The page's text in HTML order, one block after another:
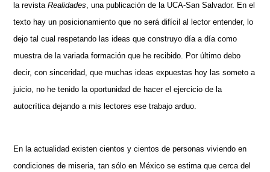
la revistaRealidades, una publicación de la UCA-San Salvador. En el
texto hay un posicionamiento que no será difícil al lector entender, lo
dejo tal cual respetando las ideas que construyo día a día como
muestra de la variada formación que he recibido. Por último debo
decir, con sinceridad, que muchas ideas expuestas hoy las someto a
juicio, no he tenido la oportunidad de hacer el ejercicio de la
autocrítica dejando a mis lectores ese trabajo arduo.
En la actualidad existen cientos y cientos de personas viviendo en
condiciones de miseria, tan sólo en México se estima que cerca del